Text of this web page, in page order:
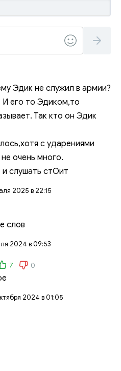
Эдик не служил в армии?
И его то Эдиком,то
Так кто он Эдик
с ударениями
очень много.
слушать стОит
2025 в 22:15
слов
2024 в 09:53
7 0
2024 в 01:05